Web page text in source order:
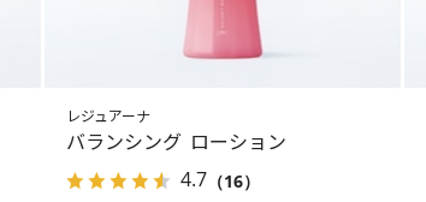
レジュアーナ
バランシング ローション
4.7（16）